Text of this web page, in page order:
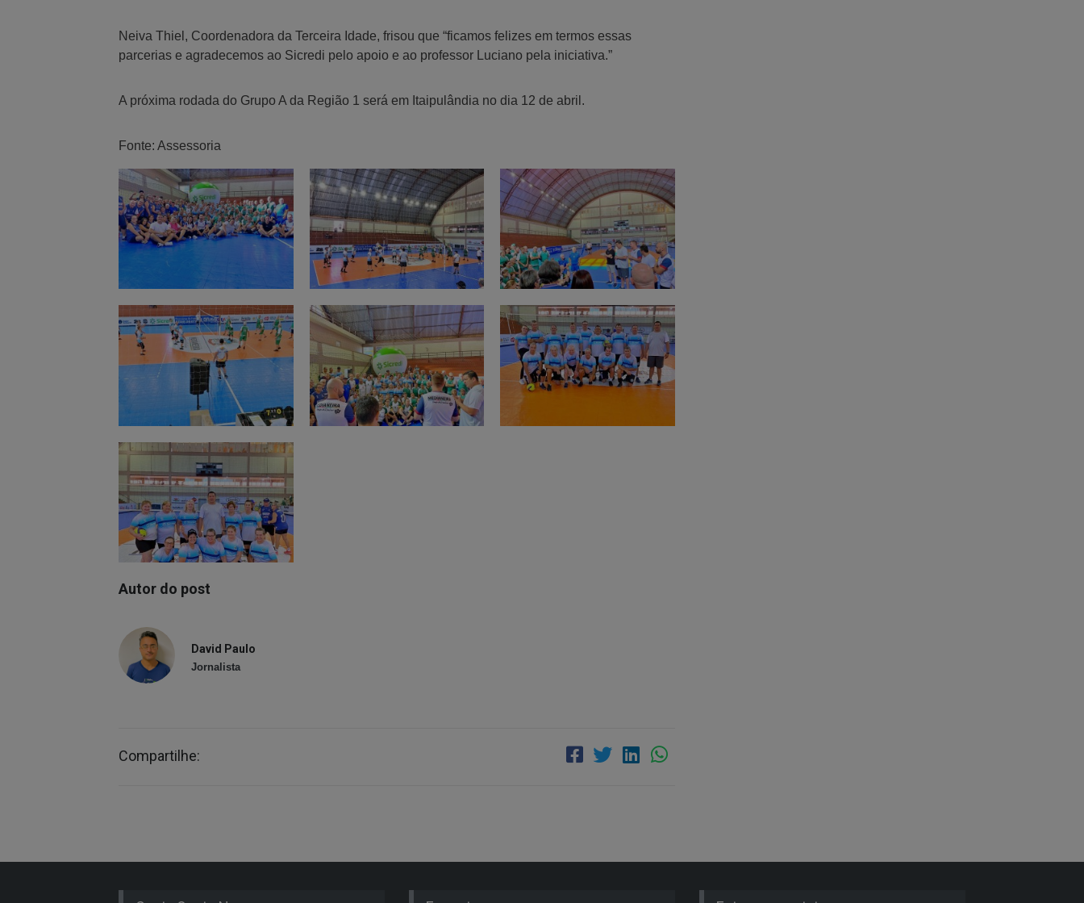
Neiva Thiel, Coordenadora da Terceira Idade, frisou que “ficamos felizes em termos essas
parcerias e agradecemos ao Sicredi pelo apoio e ao professor Luciano pela iniciativa.”
A próxima rodada do Grupo A da Região 1 será em Itaipulândia no dia 12 de abril.
Fonte: Assessoria
Autor do post
David Paulo
Jornalista
Compartilhe: